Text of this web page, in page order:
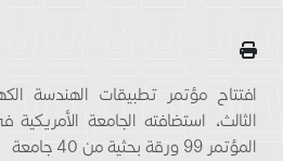
افتتاح مؤتمر تطبيقات الهندسة
الثالث، استضافته الجامعة
المؤتمر 99 ورقة بحثية من 40 جامعة